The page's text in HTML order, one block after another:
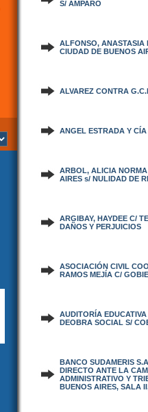
S/ AMPARO
ALFONSO, ANASTASIA
CIUDAD DE BUENOS
ALVAREZ CONTRA
ANGEL ESTRADA Y
ARBOL, ALICIA
AIRES s/ NULIDAD DE
ARGIBAY, HAYDEE C/
DAÑOS Y PERJUICIOS
ASOCIACIÓN CIVIL
RAMOS MEJÍA C/
AUDITORÍA
DEOBRA SOCIAL S/
BANCO SUDAMERIS
DIRECTO ANTE LA
ADMINISTRATIVO Y
BUENOS AIRES, SALA